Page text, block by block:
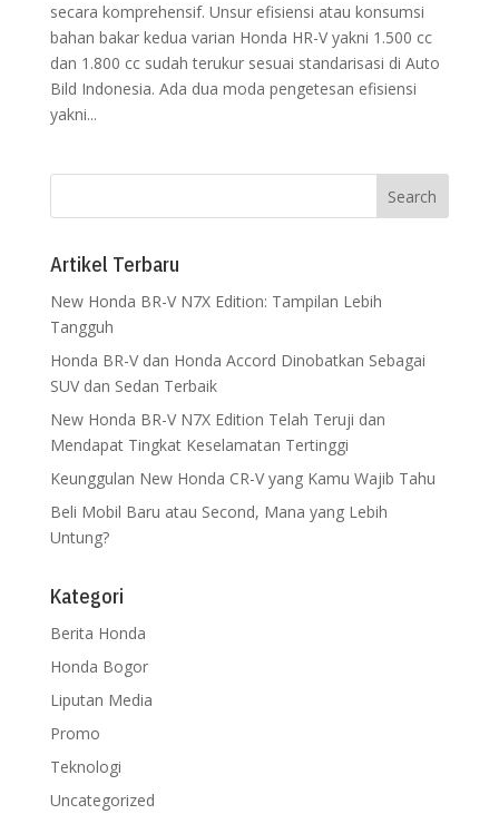
secara komprehensif. Unsur efisiensi atau konsumsi
bahan bakar kedua varian Honda HR-V yakni 1.500 cc
dan 1.800 cc sudah terukur sesuai standarisasi di Auto
Bild Indonesia. Ada dua moda pengetesan efisiensi
yakni...
Artikel Terbaru
New Honda BR-V N7X Edition: Tampilan Lebih
Tangguh
Honda BR-V dan Honda Accord Dinobatkan Sebagai
SUV dan Sedan Terbaik
New Honda BR-V N7X Edition Telah Teruji dan
Mendapat Tingkat Keselamatan Tertinggi
Keunggulan New Honda CR-V yang Kamu Wajib Tahu
Beli Mobil Baru atau Second, Mana yang Lebih
Untung?
Kategori
Berita Honda
Honda Bogor
Liputan Media
Promo
Teknologi
Uncategorized